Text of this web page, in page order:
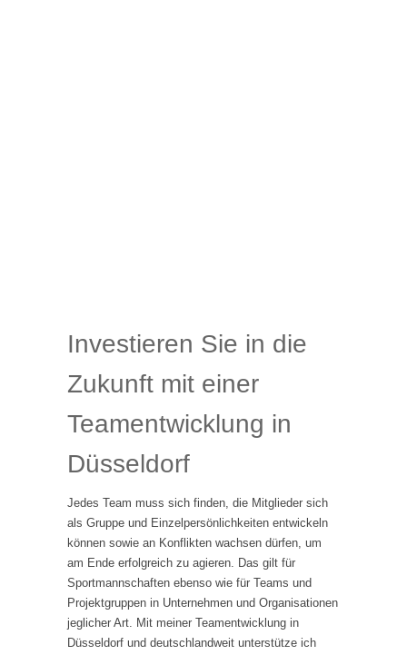
Investieren Sie in die
Zukunft mit einer
Teamentwicklung in
Düsseldorf
Jedes Team muss sich finden, die Mitglieder sich
als Gruppe und Einzelpersönlichkeiten entwickeln
können sowie an Konflikten wachsen dürfen, um
am Ende erfolgreich zu agieren. Das gilt für
Sportmannschaften ebenso wie für Teams und
Projektgruppen in Unternehmen und Organisationen
jeglicher Art. Mit meiner Teamentwicklung in
Düsseldorf und deutschlandweit unterstütze ich